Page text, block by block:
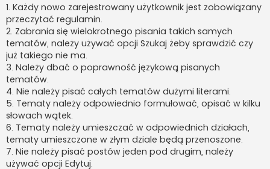
1. Każdy nowo zarejestrowany użytkownik jest zobowiązany
przeczytać regulamin.
2. Zabrania się wielokrotnego pisania takich samych
tematów, należy używać opcji Szukaj żeby sprawdzić czy
już takiego nie ma.
3. Należy dbać o poprawność językową pisanych
tematów.
4. Nie należy pisać całych tematów dużymi literami.
5. Tematy należy odpowiednio formułować, opisać w kilku
słowach wątek.
6. Tematy należy umieszczać w odpowiednich działach,
tematy umieszczone w złym dziale będą przenoszone.
7. Nie należy pisać postów jeden pod drugim, należy
używać opcji Edytuj.